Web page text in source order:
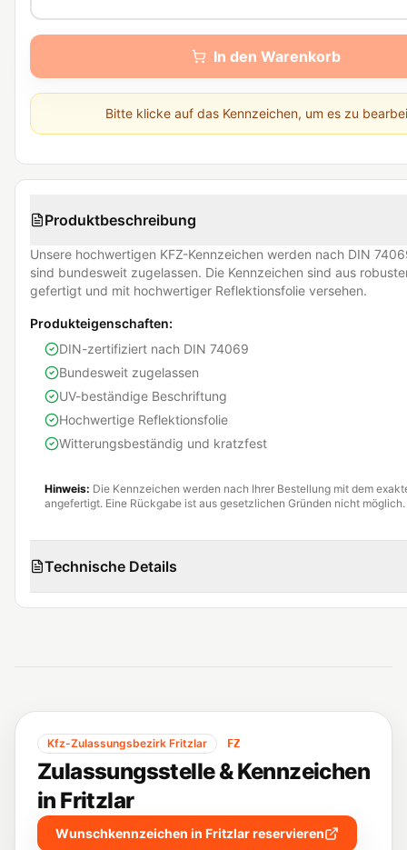
In den Warenkorb
Bitte klicke auf das Kennzeichen, um es zu
Produktbeschreibung
Unsere hochwertigen KFZ-Kennzeichen werden nach DIN
sind bundesweit zugelassen. Die Kennzeichen sind aus
gefertigt und mit hochwertiger Reflektionsfolie versehen.
Produkteigenschaften:
DIN-zertifiziert nach DIN 74069
Bundesweit zugelassen
UV-beständige Beschriftung
Hochwertige Reflektionsfolie
Witterungsbeständig und kratzfest
Hinweis: Die Kennzeichen werden nach Ihrer Bestellung mit dem
angefertigt. Eine Rückgabe ist aus gesetzlichen Gründen nicht möglich.
Technische Details
Kfz-Zulassungsbezirk Fritzlar FZ
Zulassungsstelle & Kennzeichen
in Fritzlar
Wunschkennzeichen in Fritzlarreservieren